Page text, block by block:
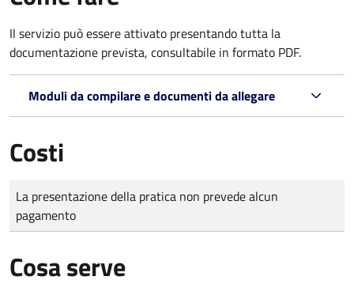
Il servizio può essere attivato presentando tutta la
documentazione prevista, consultabile in formato PDF.
Moduli da compilare e documenti da allegare
Costi
Tipo di pagamento
Importo
La presentazione della pratica non prevede alcun
pagamento
Cosa serve